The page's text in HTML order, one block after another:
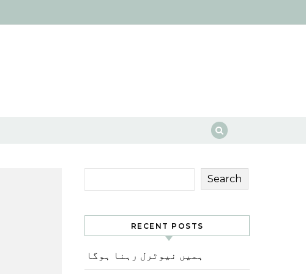
Search
RECENT POSTS
ہمیں نیوٹرل رہنا ہوگا